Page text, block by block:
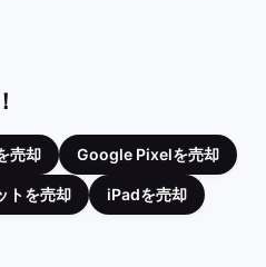
売却 Google Pixelを売却
トを売却 iPadを売却